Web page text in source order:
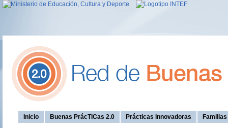
Inicio Buenas PrácTICas 2.0 Prácticas Innovadoras